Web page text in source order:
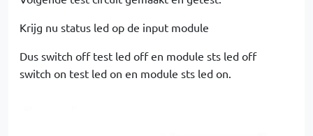
Krijg nu status led op de input module
Dus switch off test led off en module sts led off
switch on test led on en module sts led on.